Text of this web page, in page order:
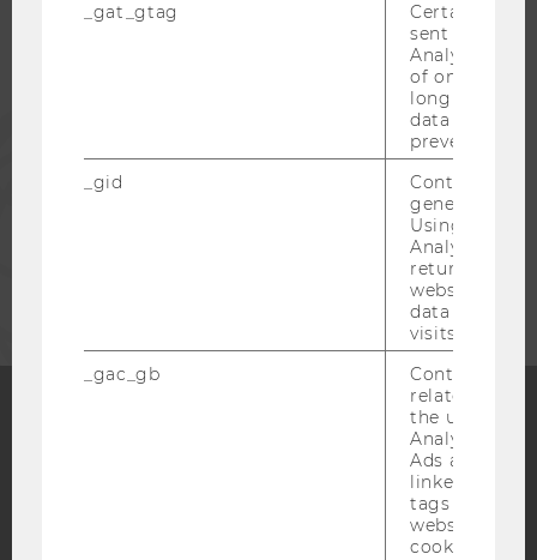
MITARBEITENDE
Blog
Bluesky
_gat_gtag
Certain data
sent to
Analytics a
of once per
long as it is
data
prevented.
_gid
Contains a
generated
Using this
Analytics can
returning
website and
data from
visits.
_gac_gb
Contains
related
the user. If
Analytics and
Ads accounts
linked, the
tags on the
website read
cookie.